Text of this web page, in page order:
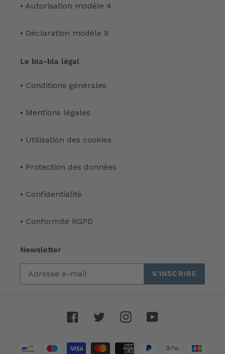
• Autorisation modèle 4
• Déclaration modèle 9
Le bla-bla légal
• Conditions générales
• Mentions légales
• Utilisation des cookies
• Protection des données
• Confidentialité
• Conformité RGPD
Newsletter
S'INSCRIRE
FacebookTwitterInstagram
Moyens